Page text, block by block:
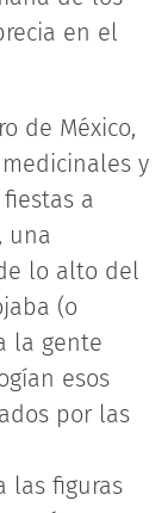
en el
de México,
y
a
una
lo alto del
(o
la gente
esos
por las
las figuras